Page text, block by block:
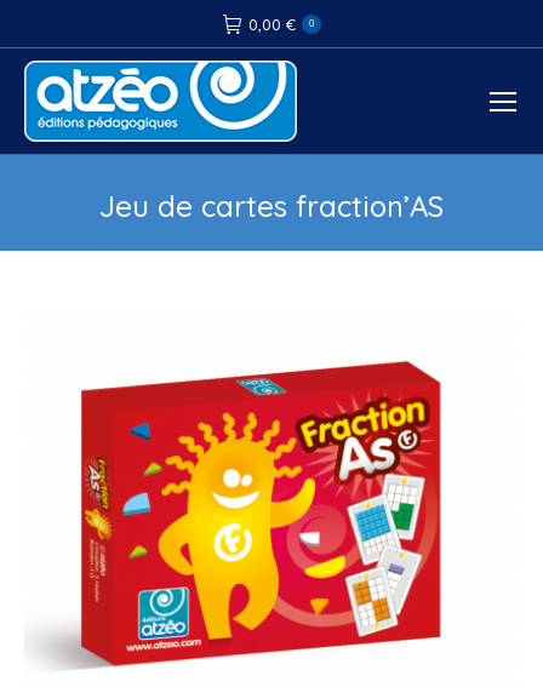
0,00 € 0
Jeu de cartes fraction’AS